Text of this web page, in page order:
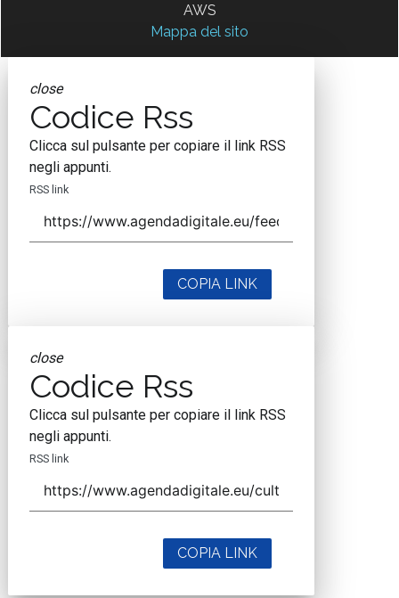
AWS
Mappa del sito
close
Codice Rss
Clicca sul pulsante per copiare il link RSS
negli appunti.
RSS link
COPIA LINK
close
Codice Rss
Clicca sul pulsante per copiare il link RSS
negli appunti.
RSS link
COPIA LINK